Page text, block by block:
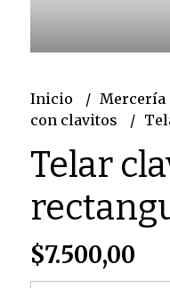
Inicio Mercería
con clavitos
Telar
$7.500,00